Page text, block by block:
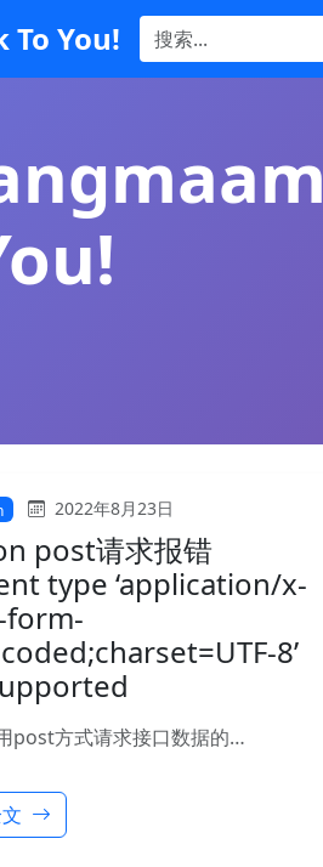
You!
2022年8月23日
post请求报错
type ‘application/x-
8’
post方式请求接口数据的…